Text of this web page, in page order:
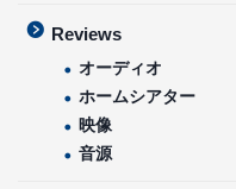
Reviews
オーディオ
ホームシアター
映像
音源